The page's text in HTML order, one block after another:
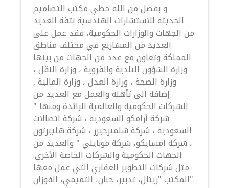
و بفضل من الله حظي مكتب التصاميم
الحديثة للاستشارات الهندسية بثقة العديد
من الجهات والوزارات الحكومية، فقد عمل على
العديد من المشاريع في مختلف مناطق
المملكة وتعاون مع عدد من الجهات من بينها
وزارة الشؤون البلدية والقروية ، وزارة النقل ،
وزارة الصحة ، وزارة العدل ، وزارة المالية ,
إضافة الى تأهله والعمل مع العديد من
الشركات الحكومية والعالمية الرائدة ومنها "
شركة أرامكو السعودية ، شركة اتصالات
السعودية ، شركة شلمبرجيرر ، شركة هليبرتون
، شركة امسايكو، شركة موبايلي " والعديد من
الجهات الحكومية والشركات الخاصة الأخرى.
مثل شركات التطوير العقاري التي عمل معها
المكتب "ريتال، تدبير، جنان، التميمي، الفوزان".